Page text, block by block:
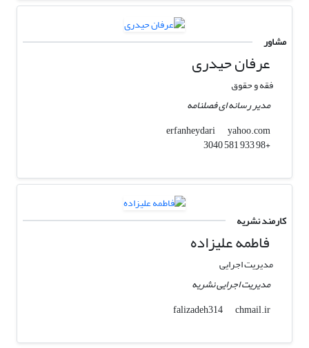
مشاور
عرفان حیدری
فقه و حقوق
مدیر رسانه ای فصلنامه
erfanheydari
yahoo.com
+98 933 581 3040
کارمند نشریه
فاطمه علیزاده
مدیریت اجرایی
مدیریت اجرایی نشریه
falizadeh314
chmail.ir